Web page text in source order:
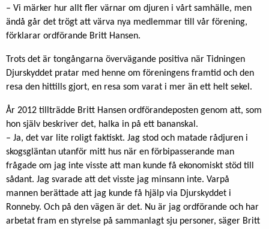
– Vi märker hur allt fler värnar om djuren i vårt samhälle, men
ändå går det trögt att värva nya medlemmar till vår förening,
förklarar ordförande Britt Hansen.
Trots det är tongångarna övervägande positiva när Tidningen
Djurskyddet pratar med henne om föreningens framtid och den
resa den hittills gjort, en resa som varat i mer än ett helt sekel.
År 2012 tillträdde Britt Hansen ordförandeposten genom att, som
hon själv beskriver det, halka in på ett bananskal.
– Ja, det var lite roligt faktiskt. Jag stod och matade rådjuren i
skogsgläntan utanför mitt hus när en förbipasserande man
frågade om jag inte visste att man kunde få ekonomiskt stöd till
sådant. Jag svarade att det visste jag minsann inte. Varpå
mannen berättade att jag kunde få hjälp via Djurskyddet i
Ronneby. Och på den vägen är det. Nu är jag ordförande och har
arbetat fram en styrelse på sammanlagt sju personer, säger Britt